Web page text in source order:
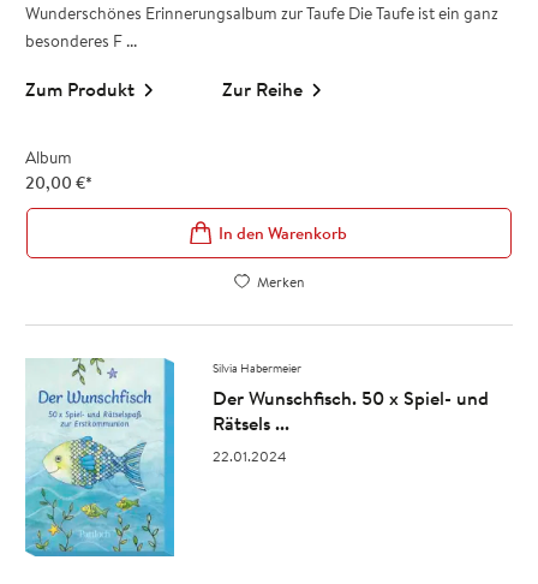
Wunderschönes Erinnerungsalbum zur Taufe Die Taufe ist ein ganz
besonderes F ...
Zum Produkt Zur Reihe
Album
20,00 €*
In den Warenkorb
Merken
Silvia Habermeier
Der Wunschfisch. 50 x Spiel- und
Rätsels ...
22.01.2024